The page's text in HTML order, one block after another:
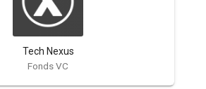
Tech Nexus
Fonds VC